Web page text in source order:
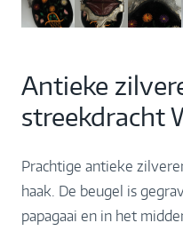
Antieke
streekdracht
Prachtige antieke
haak. De beugel is
papagaai en in het